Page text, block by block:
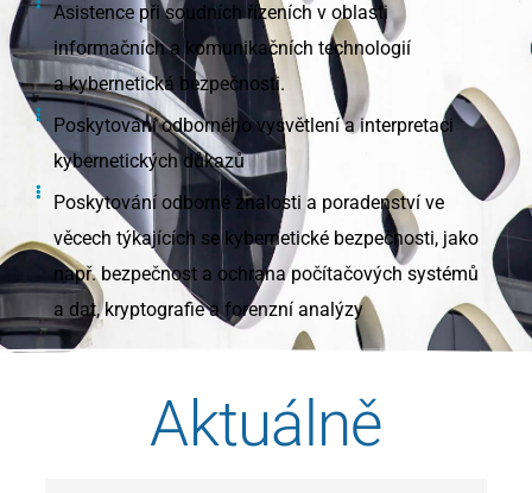
Asistence při soudních řízeních v oblasti
informačních a komunikačních technologií
a kybernetická bezpečnosti.
Poskytování odborného vysvětlení a interpretaci
kybernetických důkazů
Poskytování odborné znalosti a poradenství ve
věcech týkajících se kybernetické bezpečnosti, jako
např. bezpečnost a ochrana počítačových systémů
a dat, kryptografie a forenzní analýzy
Aktuálně